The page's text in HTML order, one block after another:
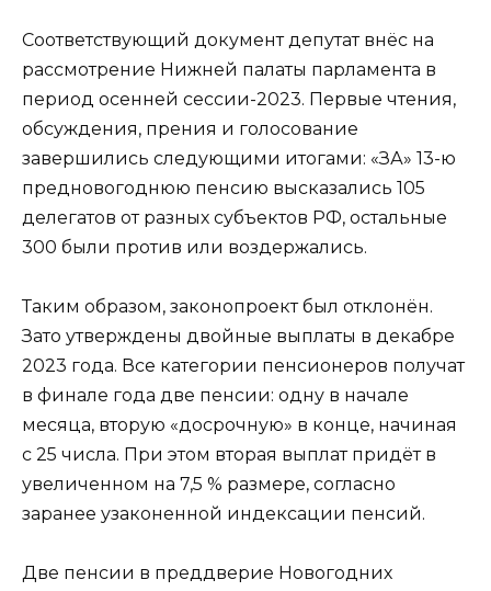
Соответствующий документ депутат внёс на
рассмотрение Нижней палаты парламента в
период осенней сессии-2023. Первые чтения,
обсуждения, прения и голосование
завершились следующими итогами: «ЗА» 13-ю
предновогоднюю пенсию высказались 105
делегатов от разных субъектов РФ, остальные
300 были против или воздержались.
Таким образом, законопроект был отклонён.
Зато утверждены двойные выплаты в декабре
2023 года. Все категории пенсионеров получат
в финале года две пенсии: одну в начале
месяца, вторую «досрочную» в конце, начиная
с 25 числа. При этом вторая выплат придёт в
увеличенном на 7,5 % размере, согласно
заранее узаконенной индексации пенсий.
Две пенсии в преддверие Новогодних